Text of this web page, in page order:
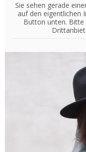
Sie sehen gerade
auf den eigentlichen
Button unten. Bitte